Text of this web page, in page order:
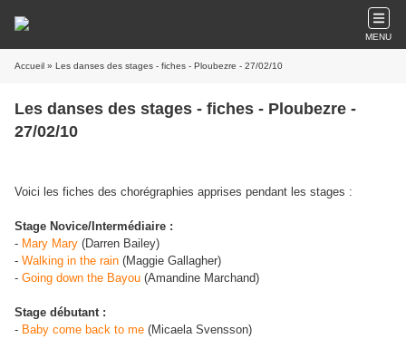
MENU
Accueil » Les danses des stages - fiches - Ploubezre - 27/02/10
Les danses des stages - fiches - Ploubezre -
27/02/10
Voici les fiches des chorégraphies apprises pendant les stages :
Stage Novice/Intermédiaire :
- Mary Mary (Darren Bailey)
- Walking in the rain (Maggie Gallagher)
- Going down the Bayou (Amandine Marchand)
Stage débutant :
- Baby come back to me (Micaela Svensson)